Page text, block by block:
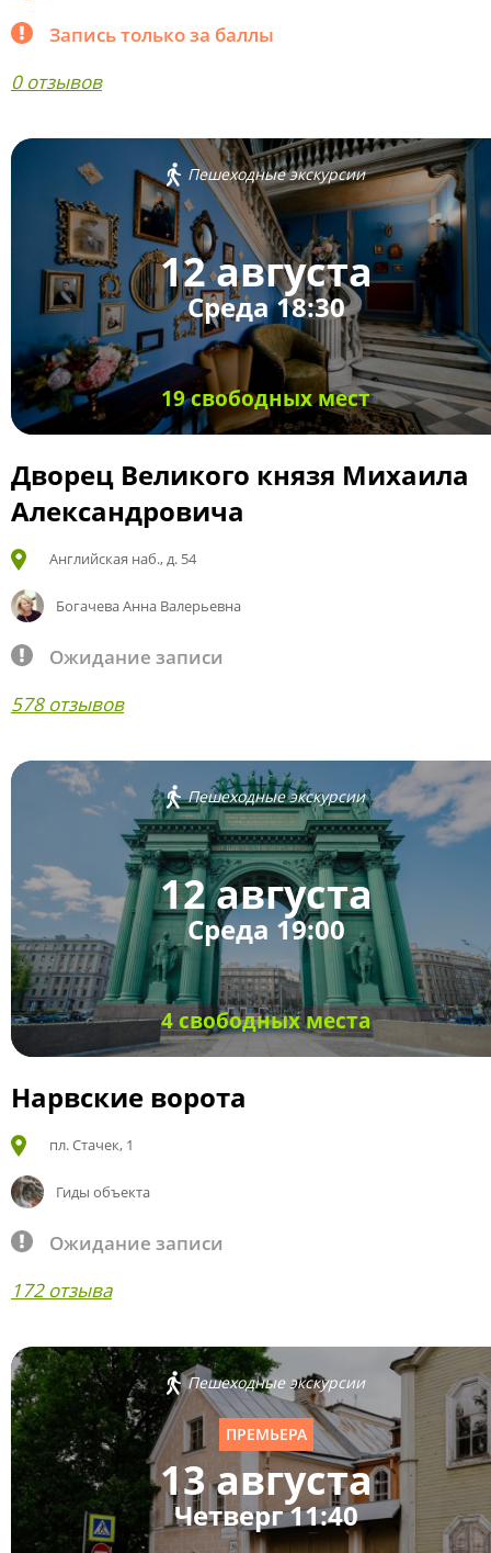
Запись только за баллы
0 отзывов
Пешеходные экскурсии
12 августа
Среда 18:30
19 свободных мест
Дворец Великого князя Михаила
Александровича
Английская наб., д. 54
Богачева Анна Валерьевна
Ожидание записи
578 отзывов
Пешеходные экскурсии
12 августа
Среда 19:00
4 свободных места
Нарвские ворота
пл. Стачек, 1
Гиды объекта
Ожидание записи
172 отзыва
Пешеходные экскурсии
ПРЕМЬЕРА
13 августа
Четверг 11:40